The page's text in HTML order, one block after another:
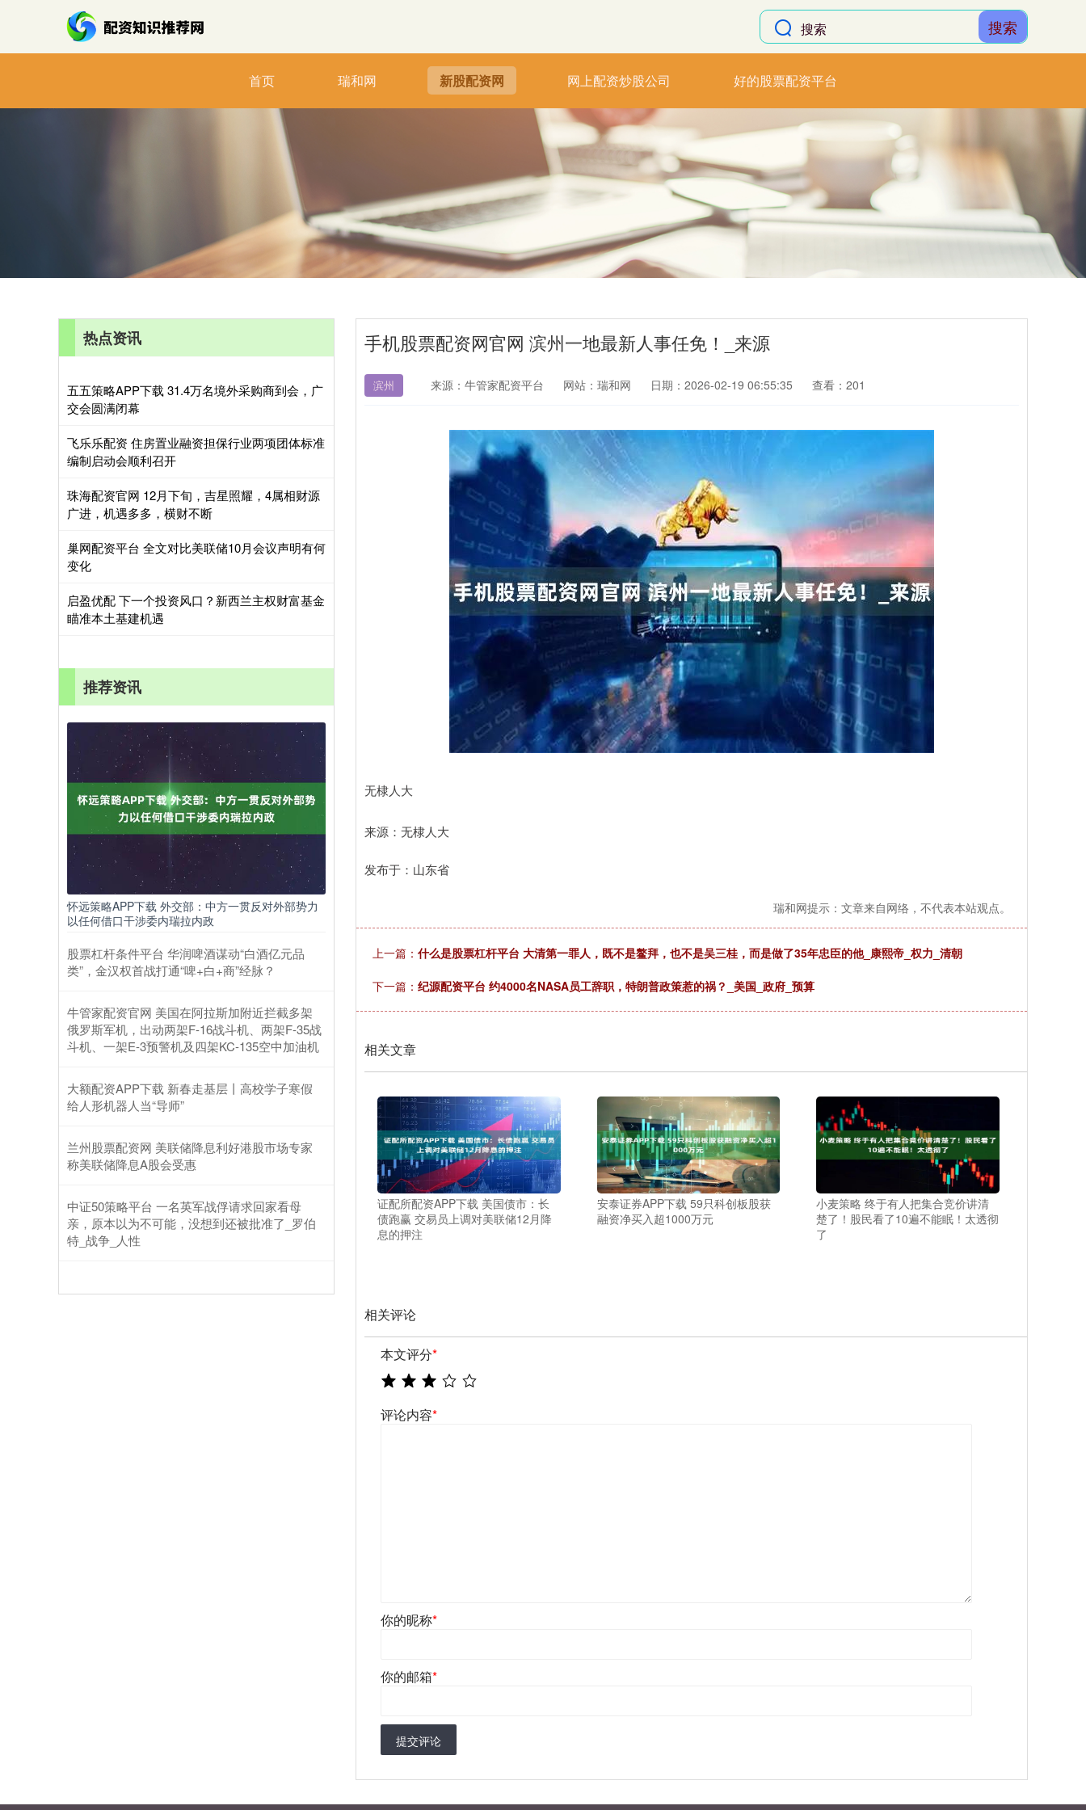
搜索
首页 瑞和网 新股配资网 网上配资炒股公司 好的股票配资平台
手机股票配资网官网 滨州一地最新人事任免！_来源
滨州 来源：牛管家配资平台 网站：瑞和网 日期：2026-02-19 06:55:35 查看：201
无棣人大
来源：无棣人大
发布于：山东省
瑞和网提示：文章来自网络，不代表本站观点。
上一篇： 什么是股票杠杆平台 大清第一罪人，既不是鳌拜，也不是吴三桂，而是做了35年忠臣的他_康熙帝_权力_清朝
下一篇： 纪源配资平台 约4000名NASA员工辞职，特朗普政策惹的祸？_美国_政府_预算
相关文章
证配所配资APP下载 美国债市：长
债跑赢 交易员上调对美联储12月降
息的押注
安泰证券APP下载 59只科创板股获
融资净买入超1000万元
小麦策略 终于有人把集合竞价讲清
楚了！股民看了10遍不能眠！太透彻
了
相关评论
本文评分*
评论内容*
你的昵称*
你的邮箱*
提交评论
热点资讯
五五策略APP下载 31.4万名境外采购商到会，广
交会圆满闭幕
飞乐乐配资 住房置业融资担保行业两项团体标准
编制启动会顺利召开
珠海配资官网 12月下旬，吉星照耀，4属相财源
广进，机遇多多，横财不断
巢网配资平台 全文对比美联储10月会议声明有何
变化
启盈优配 下一个投资风口？新西兰主权财富基金
瞄准本土基建机遇
推荐资讯
怀远策略APP下载 外交部：中方一贯反对外部势力
以任何借口干涉委内瑞拉内政
股票杠杆条件平台 华润啤酒谋动“白酒亿元品
类”，金汉权首战打通“啤+白+商”经脉？
牛管家配资官网 美国在阿拉斯加附近拦截多架
俄罗斯军机，出动两架F-16战斗机、两架F-35战
斗机、一架E-3预警机及四架KC-135空中加油机
大额配资APP下载 新春走基层丨高校学子寒假
给人形机器人当“导师”
兰州股票配资网 美联储降息利好港股市场专家
称美联储降息A股会受惠
中证50策略平台 一名英军战俘请求回家看母
亲，原本以为不可能，没想到还被批准了_罗伯
特_战争_人性